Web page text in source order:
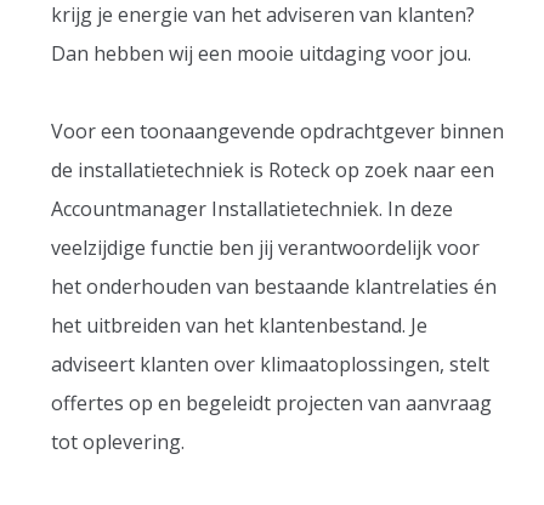
krijg je energie van het adviseren van klanten?
Dan hebben wij een mooie uitdaging voor jou.
Voor een toonaangevende opdrachtgever binnen
de installatietechniek is Roteck op zoek naar een
Accountmanager Installatietechniek. In deze
veelzijdige functie ben jij verantwoordelijk voor
het onderhouden van bestaande klantrelaties én
het uitbreiden van het klantenbestand. Je
adviseert klanten over klimaatoplossingen, stelt
offertes op en begeleidt projecten van aanvraag
tot oplevering.